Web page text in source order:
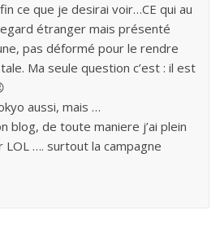
ce que je desirai voir…CE qui au
étranger mais présenté
pas déformé pour le rendre
Ma seule question c’est : il est
aussi, mais …
blog, de toute maniere j’ai plein
LOL …. surtout la campagne